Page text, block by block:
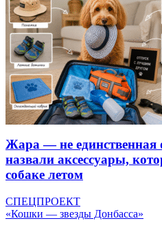
Жара — не единственная
назвали аксессуары,
собаке летом
СПЕЦПРОЕКТ
«Кошки — звезды Донбасса»